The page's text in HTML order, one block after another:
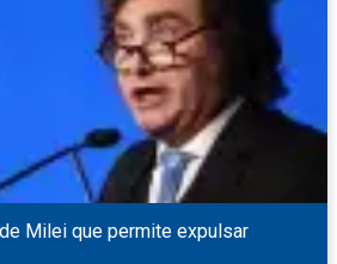
Milei que permite expulsar